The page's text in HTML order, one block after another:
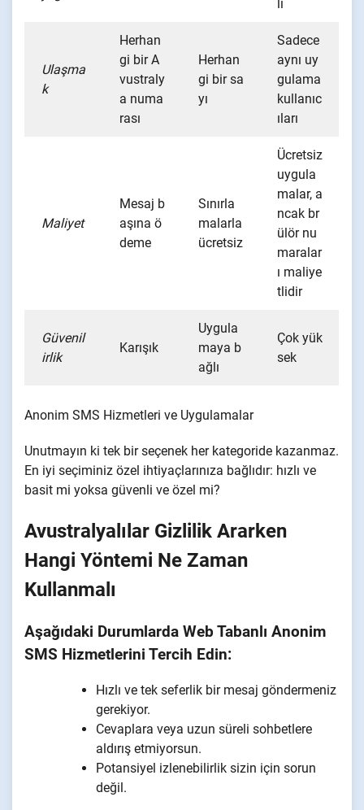
li
Ulaşma
k
Herhan
gi bir A
vustraly
a numa
rası
Herhan
gi bir sa
yı
Sadece
aynı uy
gulama
kullanıc
ıları
Maliyet
Mesaj b
aşına ö
deme
Sınırla
malarla
ücretsiz
Ücretsiz
uygula
malar, a
ncak br
ülör nu
maralar
ı maliye
tlidir
Güvenil
irlik
Karışık
Uygula
maya b
ağlı
Çok yük
sek
Anonim SMS Hizmetleri ve Uygulamalar
Unutmayın ki tek bir seçenek her kategoride kazanmaz.
En iyi seçiminiz özel ihtiyaçlarınıza bağlıdır: hızlı ve
basit mi yoksa güvenli ve özel mi?
Avustralyalılar Gizlilik Ararken
Hangi Yöntemi Ne Zaman
Kullanmalı
Aşağıdaki Durumlarda Web Tabanlı Anonim
SMS Hizmetlerini Tercih Edin:
Hızlı ve tek seferlik bir mesaj göndermeniz
gerekiyor.
Cevaplara veya uzun süreli sohbetlere
aldırış etmiyorsun.
Potansiyel izlenebilirlik sizin için sorun
değil.